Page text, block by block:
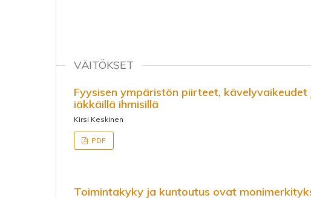
VÄITÖKSET
Fyysisen ympäristön piirteet,
iäkkäillä ihmisillä
Kirsi Keskinen
PDF
Toimintakyky ja kuntoutus ovat